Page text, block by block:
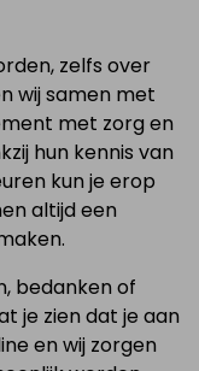
zelfs over
wij samen met
met zorg en
hun kennis van
kun je erop
altijd een
bedanken of
je zien dat je aan
en wij zorgen